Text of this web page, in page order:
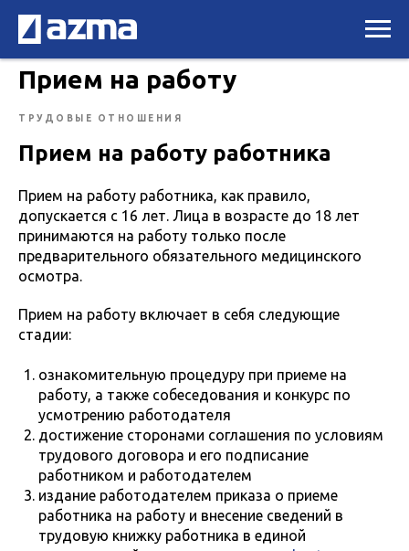
Прием на работу
ТРУДОВЫЕ ОТНОШЕНИЯ
Прием на работу работника
Прием на работу работника, как правило,
допускается с 16 лет. Лица в возрасте до 18 лет
принимаются на работу только после
предварительного обязательного медицинского
осмотра.
Прием на работу включает в себя следующие
стадии:
ознакомительную процедуру при приеме на
работу, а также собеседования и конкурс по
усмотрению работодателя
достижение сторонами соглашения по условиям
трудового договора и его подписание
работником и работодателем
издание работодателем приказа о приеме
работника на работу и внесение сведений в
трудовую книжку работника в единой